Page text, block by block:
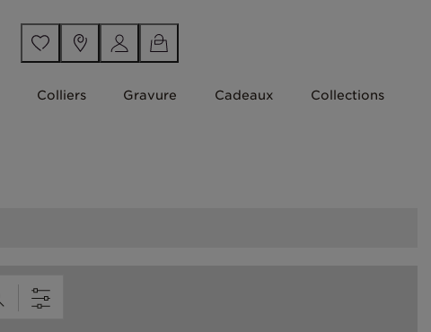
Colliers Gravure Cadeaux Collections